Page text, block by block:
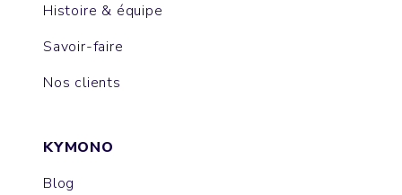
Histoire & équipe
Savoir-faire
Nos clients
KYMONO
Blog